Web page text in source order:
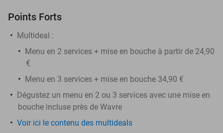
Points Forts
Multideal :
Menu en 2 services + mise en bouche à partir de 24,90
€
Menu en 3 services + mise en bouche 34,90 €
Dégustez un menu en 2 ou 3 services avec une mise en
bouche incluse près de Wavre
Voir ici le contenu des multideals